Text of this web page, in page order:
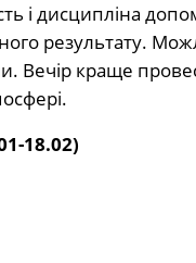
і дисципліна
результату.
Вечір краще
18.02)